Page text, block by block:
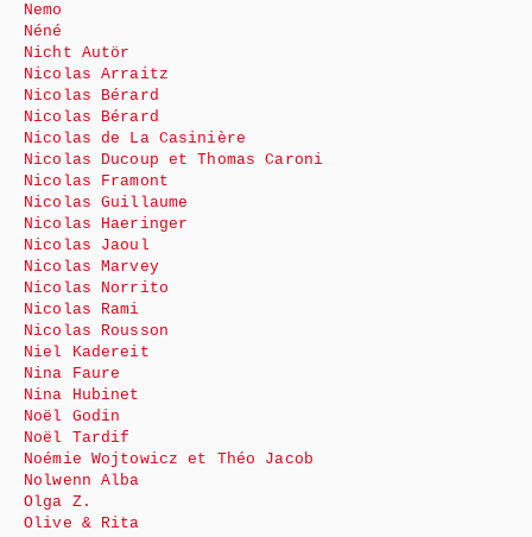
Nemo
Néné
Nicht Autör
Nicolas Arraitz
Nicolas Bérard
Nicolas Bérard
Nicolas de La Casinière
Nicolas Ducoup et Thomas Caroni
Nicolas Framont
Nicolas Guillaume
Nicolas Haeringer
Nicolas Jaoul
Nicolas Marvey
Nicolas Norrito
Nicolas Rami
Nicolas Rousson
Niel Kadereit
Nina Faure
Nina Hubinet
Noël Godin
Noël Tardif
Noémie Wojtowicz et Théo Jacob
Nolwenn Alba
Olga Z.
Olive & Rita